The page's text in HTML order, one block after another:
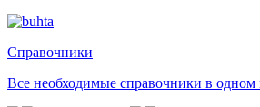
Справочники
Все необходимые справочники в одном